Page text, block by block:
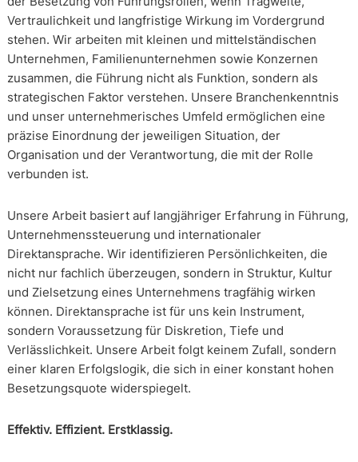
Vertraulichkeit und langfristige Wirkung im Vordergrund
stehen. Wir arbeiten mit kleinen und mittelständischen
Unternehmen, Familienunternehmen sowie Konzernen
zusammen, die Führung nicht als Funktion, sondern als
strategischen Faktor verstehen. Unsere Branchenkenntnis
und unser unternehmerisches Umfeld ermöglichen eine
präzise Einordnung der jeweiligen Situation, der
Organisation und der Verantwortung, die mit der Rolle
verbunden ist.
Unsere Arbeit basiert auf langjähriger Erfahrung in Führung,
Unternehmenssteuerung und internationaler
Direktansprache. Wir identifizieren Persönlichkeiten, die
nicht nur fachlich überzeugen, sondern in Struktur, Kultur
und Zielsetzung eines Unternehmens tragfähig wirken
können. Direktansprache ist für uns kein Instrument,
sondern Voraussetzung für Diskretion, Tiefe und
Verlässlichkeit. Unsere Arbeit folgt keinem Zufall, sondern
einer klaren Erfolgslogik, die sich in einer konstant hohen
Besetzungsquote widerspiegelt.
Effektiv. Effizient. Erstklassig.